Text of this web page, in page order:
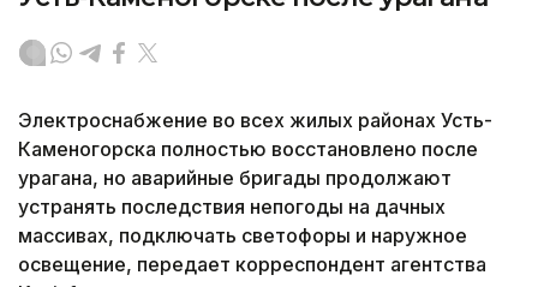
Электроснабжение во всех жилых районах Усть-
Каменогорска полностью восстановлено после
урагана, но аварийные бригады продолжают
устранять последствия непогоды на дачных
массивах, подключать светофоры и наружное
освещение, передает корреспондент агентства